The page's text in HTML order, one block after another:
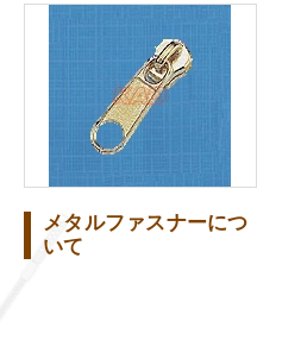
メタルファスナーにつ
いて